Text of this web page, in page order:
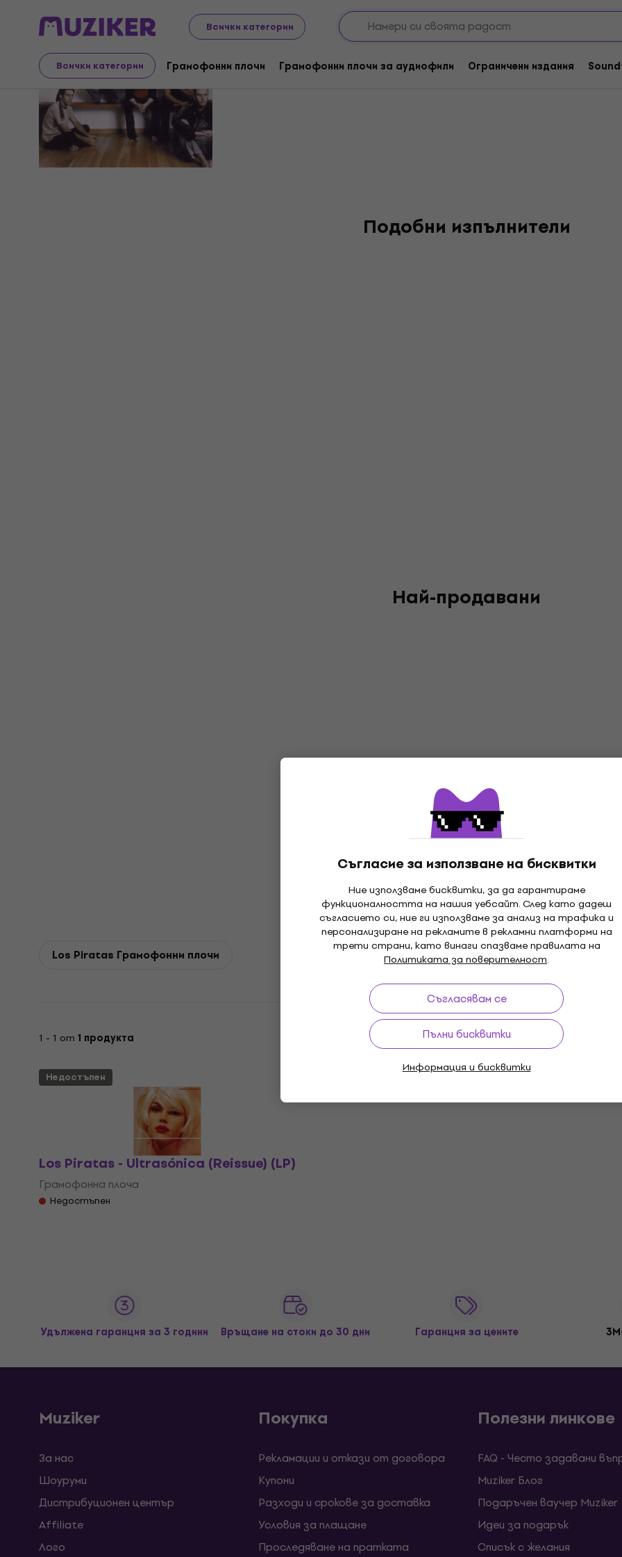
Всички категории
Всички категории Грамофонни плочи Грамофонни плочи за аудиофили Ограничени издания
Съгласие за използване на бисквитки
Ние използваме бисквитки, за да гарантираме
функционалността на нашия уебсайт. След като дадеш
съгласието си, ние ги използваме за анализ на трафика и
персонализиране на рекламите в рекламни платформи на
трети страни, като винаги спазваме правилата на
Политиката за поверителност.
Съгласявам се
Пълни бисквитки
Информация и бисквитки
Los Piratas
Подобни изпълнители
Най-продавани
Los Piratas Грамофонни плочи
1 - 1 от 1 продукта
Недостъпен
Los Piratas - Ultrasónica (Reissue) (LP)
Грамофонна плоча
Недостъпен
Удължена гаранция за 3 години Връщане на стоки до 30 дни Гаранция за цените
Muziker
За нас
Шоуруми
Дистрибуционен център
Affiliate
Лого
Покупка
Рекламации и откази от договора
Kупони
Разходи и срокове за доставка
Условия за плащане
Проследяване на пратката
Полезни линкове
FAQ - Често задавани
Muziker Блог
Подаръчен ваучер Muziker
Идеи за подарък
Списък с желания